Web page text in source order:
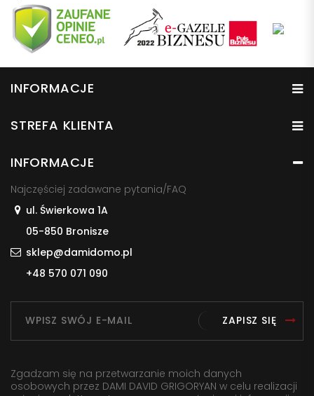
INFORMACJE
STREFA KLIENTA
INFORMACJE
Najczęściej zadawane pytania/FAQ
ul. Świerkowa 1A
05-850 Bronisze
sklep@damidomo.pl
+48 570 071 090
ZAPISZ SIĘ
Zgadzam się na przetwarzanie moich danych
osobowych przez DAMI DAVID GRIGORYAN w celu realizacji